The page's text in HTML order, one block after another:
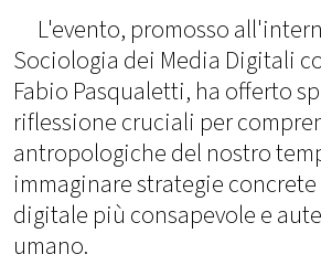
L'evento, promosso
Sociologia dei Media Digitali
Fabio Pasqualetti, ha offerto
riflessione cruciali per
antropologiche del nostro
immaginare strategie
digitale più consapevole e
umano.